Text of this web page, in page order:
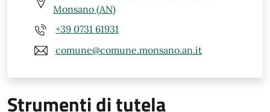
Monsano (AN)
+39 0731 61931
comune@comune.monsano.an.it
Strumenti di tutela